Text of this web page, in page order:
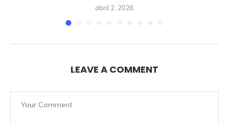
abril 2, 2026
LEAVE A COMMENT